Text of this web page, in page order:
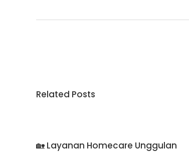
Related Posts
🏡 Layanan Homecare Unggulan